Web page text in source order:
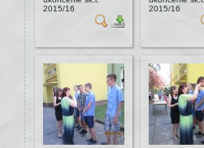
2015/16
2015/16